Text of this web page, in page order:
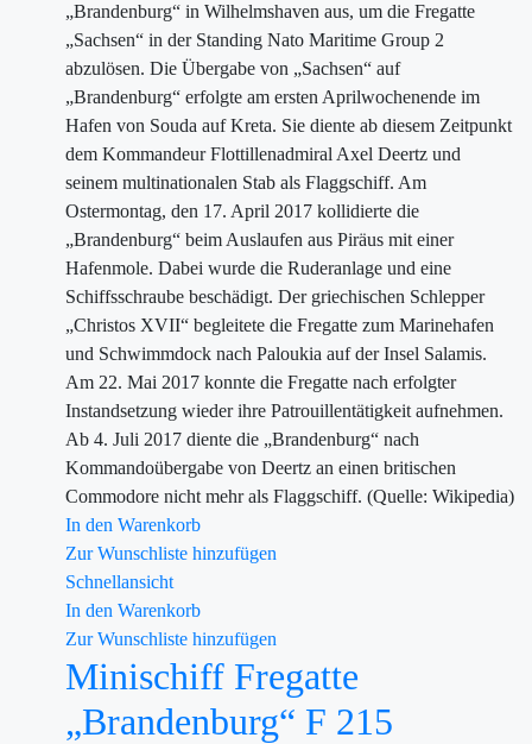
„Brandenburg“ in Wilhelmshaven aus, um die Fregatte
„Sachsen“ in der Standing Nato Maritime Group 2
abzulösen. Die Übergabe von „Sachsen“ auf
„Brandenburg“ erfolgte am ersten Aprilwochenende im
Hafen von Souda auf Kreta. Sie diente ab diesem Zeitpunkt
dem Kommandeur Flottillenadmiral Axel Deertz und
seinem multinationalen Stab als Flaggschiff. Am
Ostermontag, den 17. April 2017 kollidierte die
„Brandenburg“ beim Auslaufen aus Piräus mit einer
Hafenmole. Dabei wurde die Ruderanlage und eine
Schiffsschraube beschädigt. Der griechischen Schlepper
„Christos XVII“ begleitete die Fregatte zum Marinehafen
und Schwimmdock nach Paloukia auf der Insel Salamis.
Am 22. Mai 2017 konnte die Fregatte nach erfolgter
Instandsetzung wieder ihre Patrouillentätigkeit aufnehmen.
Ab 4. Juli 2017 diente die „Brandenburg“ nach
Kommandoübergabe von Deertz an einen britischen
Commodore nicht mehr als Flaggschiff. (Quelle: Wikipedia)
In den Warenkorb
Zur Wunschliste hinzufügen
Schnellansicht
In den Warenkorb
Zur Wunschliste hinzufügen
Minischiff Fregatte
„Brandenburg“ F 215